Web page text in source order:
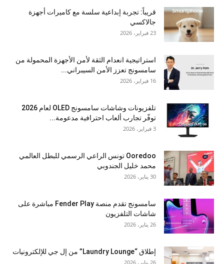
قريباً: تجربة إبداعية سلسة مع كاميرات أجهزة
جالاكسي
23 فبراير، 2026
استراتيجية انعدام الثقة لأمن الأجهزة المحمولة من
سامسونج تعزز الأمن السيبراني...
16 فبراير، 2026
تلفزيونات وشاشات سامسونج OLED لعام 2026
توفّر تجارب ألعاب احترافية مدعومة...
3 فبراير، 2026
Ooredoo تونس الراعي الرسمي للبطل العالمي
محمد خليل الجندوبي
30 يناير، 2026
سامسونج تقدم منصة Fender Play مباشرة على
شاشات التلفزيون
26 يناير، 2026
إطلاق “Laundry Lounge” من إل جي للإلكترونيات
26 يناير، 2026